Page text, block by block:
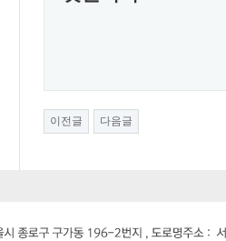
이전글 다음글